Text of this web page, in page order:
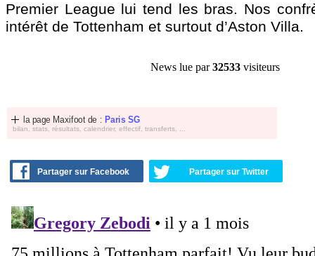
Premier League lui tend les bras. Nos
intérêt de Tottenham et surtout d’Aston Villa.
News lue par32533 visiteurs
la page Maxifoot de : Paris SG
bilan, stats, résultats, calendrier, effectif, transferts, ...
Partager sur Facebook Partager sur Twitter